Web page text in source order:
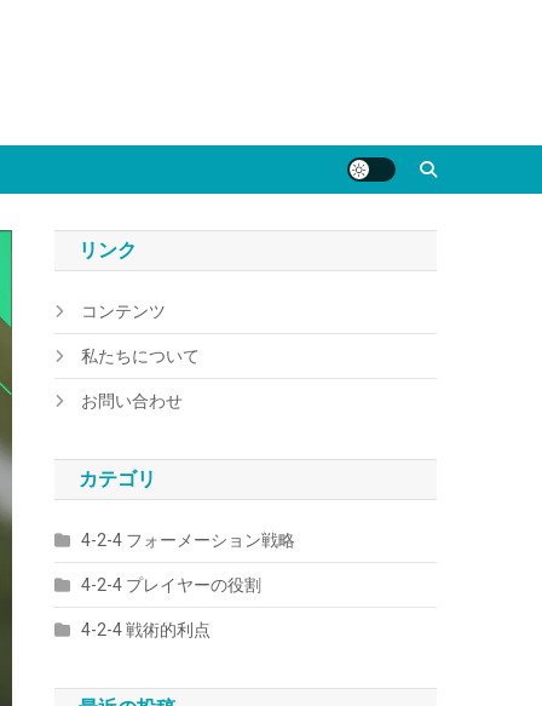
リンク
コンテンツ
私たちについて
お問い合わせ
カテゴリ
4-2-4 フォーメーション戦略
4-2-4 プレイヤーの役割
4-2-4 戦術的利点